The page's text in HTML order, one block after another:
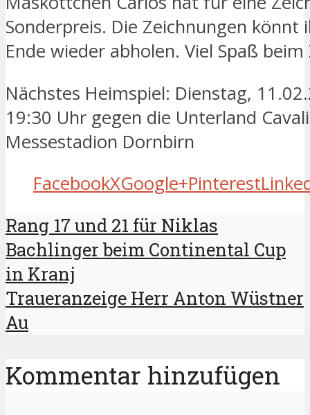
Sonderpreis. Die Zeichnungen könnt
Ende wieder abholen. Viel Spaß beim
Nächstes Heimspiel: Dienstag,
19:30 Uhr gegen die Unterland
Messestadion Dornbirn
FacebookXGoogle+Pinterest
Rang 17 und 21 für Niklas
Bachlinger beim Continental Cup
in Kranj
Traueranzeige Herr Anton Wüstner
Au
Kommentar hinzufügen